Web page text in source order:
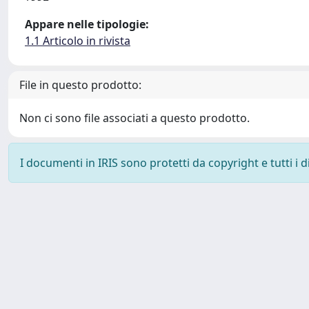
Appare nelle tipologie:
1.1 Articolo in rivista
File in questo prodotto:
Non ci sono file associati a questo prodotto.
I documenti in IRIS sono protetti da copyright e tutti i